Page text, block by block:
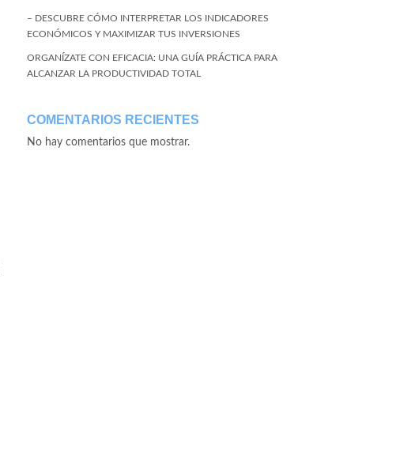
– DESCUBRE CÓMO INTERPRETAR LOS INDICADORES
ECONÓMICOS Y MAXIMIZAR TUS INVERSIONES
ORGANÍZATE CON EFICACIA: UNA GUÍA PRÁCTICA PARA
ALCANZAR LA PRODUCTIVIDAD TOTAL
COMENTARIOS RECIENTES
No hay comentarios que mostrar.